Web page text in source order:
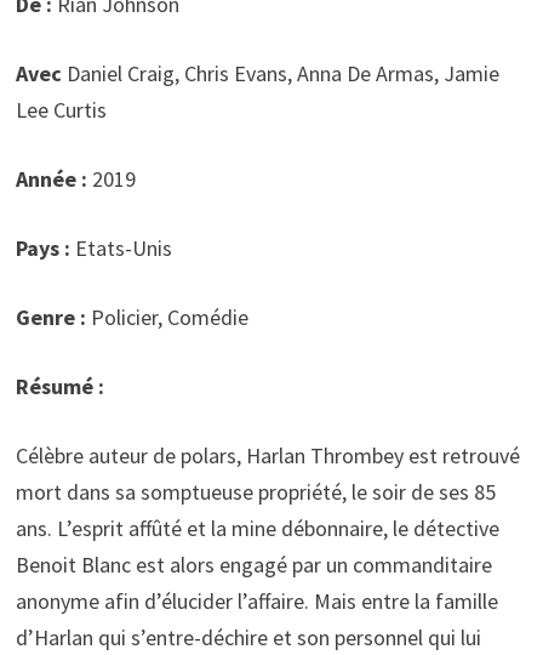
Avec Daniel Craig, Chris Evans, Anna De Armas, Jamie
Lee Curtis
Année : 2019
Pays : Etats-Unis
Genre : Policier, Comédie
Résumé :
Célèbre auteur de polars, Harlan Thrombey est retrouvé
mort dans sa somptueuse propriété, le soir de ses 85
ans. L’esprit affûté et la mine débonnaire, le détective
Benoit Blanc est alors engagé par un commanditaire
anonyme afin d’élucider l’affaire. Mais entre la famille
d’Harlan qui s’entre-déchire et son personnel qui lui